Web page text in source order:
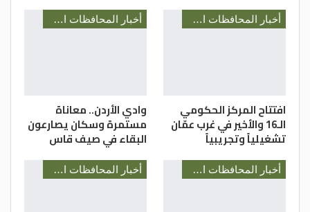
أخبار المحافظات الأردنية
افتتاح المركز الحكومي
الـ16 والأخير في غرب عمّان
تشغيلياً وتجريبياً
أخبار المحافظات الأردنية
وادي الأردن.. معاناة
مستمرة وسكان يصارعون
البقاء في صيف قاس
أخبار المحافظات الأردنية أخبار المحافظات الأردنية